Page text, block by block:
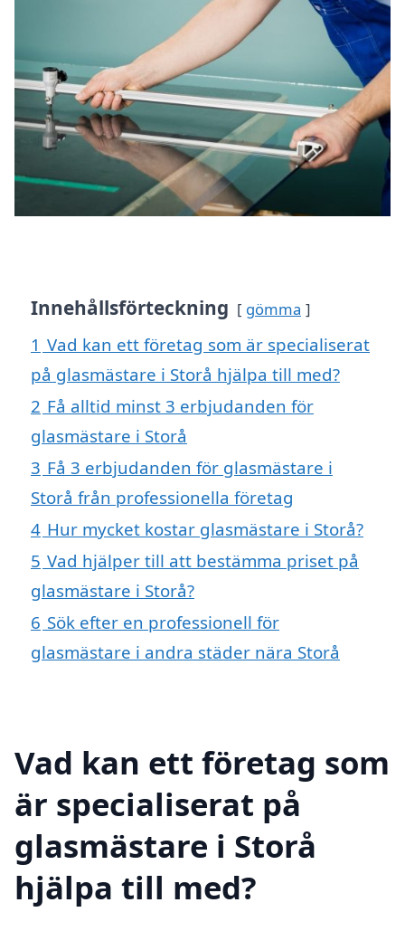
Innehållsförteckning gömma
1 Vad kan ett företag som är specialiserat
på glasmästare i Storå hjälpa till med?
2 Få alltid minst 3 erbjudanden för
glasmästare i Storå
3 Få 3 erbjudanden för glasmästare i
Storå från professionella företag
4 Hur mycket kostar glasmästare i Storå?
5 Vad hjälper till att bestämma priset på
glasmästare i Storå?
6 Sök efter en professionell för
glasmästare i andra städer nära Storå
Vad kan ett företag som
är specialiserat på
glasmästare i Storå
hjälpa till med?